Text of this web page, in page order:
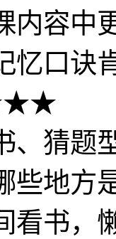
内容中
忆口诀
、猜题
些地方
看书，